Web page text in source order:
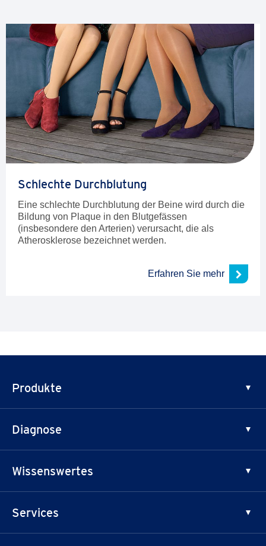
Schlechte Durchblutung
Eine schlechte Durchblutung der Beine wird durch die
Bildung von Plaque in den Blutgefässen
(insbesondere den Arterien) verursacht, die als
Atherosklerose bezeichnet werden.
Erfahren Sie mehr
Produkte
Unterstützende Kompression
Diagnose
Lymphödem
Krampfadern
Besenreiser
Wissenswertes
Innovation & Qualität
Services